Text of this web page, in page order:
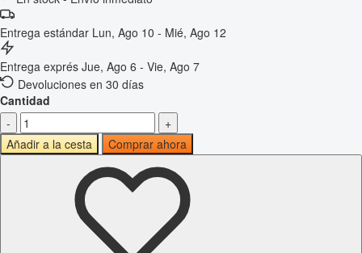
Entrega estándar Lun, Ago 10 - Mié, Ago 12
Entrega exprés Jue, Ago 6 - Vie, Ago 7
Devoluciones en 30 días
Cantidad
-
+
Añadir a la cesta
Comprar ahora